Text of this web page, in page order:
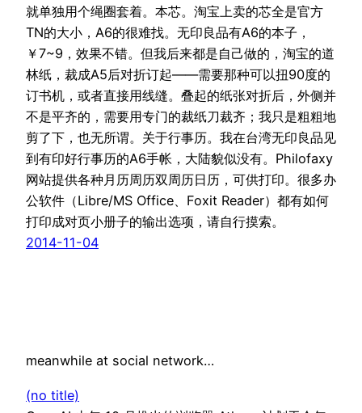
就单独用个绳圈套着。本芯。淘宝上卖的芯全是官方
TN的大小，A6的很难找。无印良品有A6的本子，
￥7~9，效果不错。但我后来都是自己做的，淘宝的道
林纸，裁成A5后对折订起——需要那种可以扭90度的
订书机，或者直接用线缝。叠起的纸张对折后，外侧并
不是平齐的，需要用专门的裁纸刀裁齐；我只是粗粗地
剪了下，也无所谓。关于行事历。我在台湾无印良品见
到有印好行事历的A6手帐，大陆貌似没有。Philofaxy
网站提供各种月历周历双周历日历，可供打印。很多办
公软件（Libre/MS Office、Foxit Reader）都有如何
打印成对页小册子的输出选项，请自行摸索。
2014-11-04
meanwhile at social network…
(no title)